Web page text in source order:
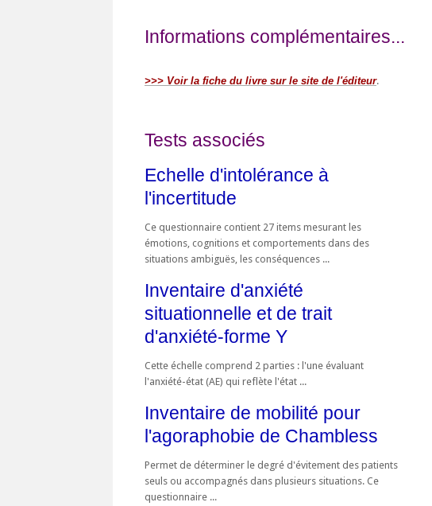
Informations complémentaires...
>>> Voir la fiche du livre sur le site de l'éditeur.
Tests associés
Echelle d'intolérance à
l'incertitude
Ce questionnaire contient 27 items mesurant les
émotions, cognitions et comportements dans des
situations ambiguës, les conséquences ...
Inventaire d'anxiété
situationnelle et de trait
d'anxiété-forme Y
Cette échelle comprend 2 parties : l'une évaluant
l'anxiété-état (AE) qui reflète l'état ...
Inventaire de mobilité pour
l'agoraphobie de Chambless
Permet de déterminer le degré d'évitement des patients
seuls ou accompagnés dans plusieurs situations. Ce
questionnaire ...